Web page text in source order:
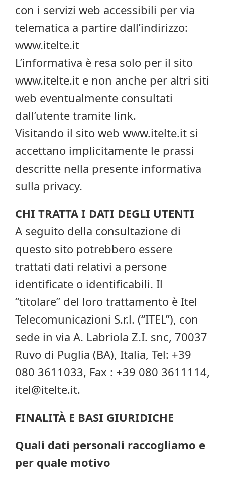
con i servizi web accessibili per via
telematica a partire dall’indirizzo:
www.itelte.it
L’informativa è resa solo per il sito
www.itelte.it e non anche per altri siti
web eventualmente consultati
dall’utente tramite link.
Visitando il sito web www.itelte.it si
accettano implicitamente le prassi
descritte nella presente informativa
sulla privacy.
CHI TRATTA I DATI DEGLI UTENTI
A seguito della consultazione di
questo sito potrebbero essere
trattati dati relativi a persone
identificate o identificabili. Il
“titolare” del loro trattamento è Itel
Telecomunicazioni S.r.l. (“ITEL”), con
sede in via A. Labriola Z.I. snc, 70037
Ruvo di Puglia (BA), Italia, Tel: +39
080 3611033, Fax : +39 080 3611114,
itel@itelte.it.
FINALITÀ E BASI GIURIDICHE
Quali dati personali raccogliamo e
per quale motivo